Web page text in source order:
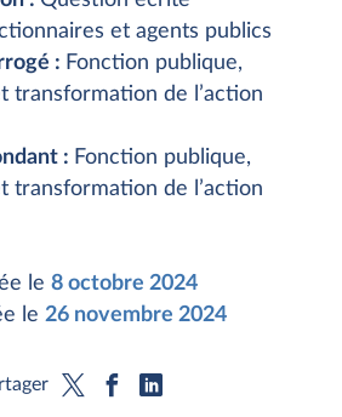
et agents publics
: Fonction publique,
transformation de l’action
: Fonction publique,
transformation de l’action
le 8 octobre 2024
le 26 novembre 2024